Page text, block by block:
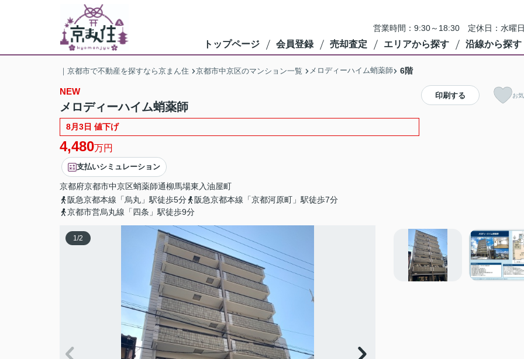
営業時間：9:30～18:30 定休日：水曜
トップページ 会員登録 売却査定 エリアから探す 沿線から探す
｜京都市で不動産を探すなら京まん住 京都市中京区のマンション一覧 メロディーハイム蛸薬師 6階
NEW
メロディーハイム蛸薬師
8月3日 値下げ
4,480万円
支払いシミュレーション
京都府京都市中京区蛸薬師通柳馬場東入油屋町
阪急京都本線「烏丸」駅徒歩5分
阪急京都本線「京都河原町」駅徒歩7分
京都市営烏丸線「四条」駅徒歩9分
印刷する お
1/2